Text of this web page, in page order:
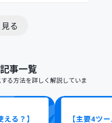
る
事一覧
る方法を詳しく解説していま